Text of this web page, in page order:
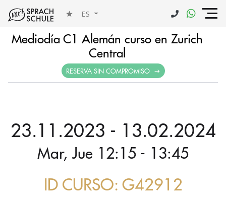
ES
Mediodía C1 Alemán curso en Zurich
Central
RESERVA SIN COMPROMISO
23.11.2023 - 13.02.2024
Mar, Jue 12:15 - 13:45
ID CURSO: G42912